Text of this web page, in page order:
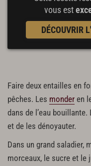
vous est
DÉCOUVRIR
Faire deux entailles en
pêches. Les monder en
dans de l’eau
et de les dénoyauter.
Dans un grand saladier,
morceaux, le sucre et le